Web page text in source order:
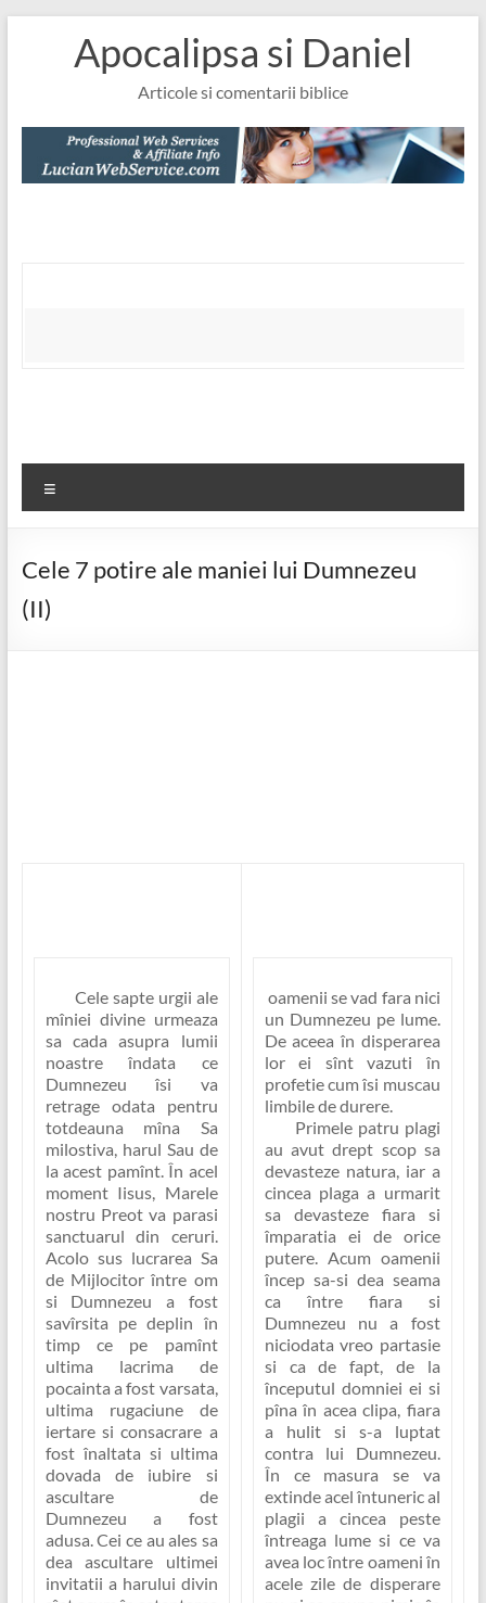
Apocalipsa si Daniel
Articole si comentarii biblice
Cele 7 potire ale maniei lui Dumnezeu
(II)
Cele sapte urgii ale
mîniei divine urmeaza
sa cada asupra lumii
noastre îndata ce
Dumnezeu îsi va
retrage odata pentru
totdeauna mîna Sa
milostiva, harul Sau de
la acest pamînt. În acel
moment Iisus, Marele
nostru Preot va parasi
sanctuarul din ceruri.
Acolo sus lucrarea Sa
de Mijlocitor între om
si Dumnezeu a fost
savîrsita pe deplin în
timp ce pe pamînt
ultima lacrima de
pocainta a fost varsata,
ultima rugaciune de
iertare si consacrare a
fost înaltata si ultima
dovada de iubire si
ascultare de
Dumnezeu a fost
adusa. Cei ce au ales sa
dea ascultare ultimei
invitatii a harului divin
oamenii se vad fara nici
un Dumnezeu pe lume.
De aceea în disperarea
lor ei sînt vazuti în
profetie cum îsi muscau
limbile de durere.
Primele patru plagi
au avut drept scop sa
devasteze natura, iar a
cincea plaga a urmarit
sa devasteze fiara si
împaratia ei de orice
putere. Acum oamenii
încep sa-si dea seama
ca între fiara si
Dumnezeu nu a fost
niciodata vreo partasie
si ca de fapt, de la
începutul domniei ei si
pîna în acea clipa, fiara
a hulit si s-a luptat
contra lui Dumnezeu.
În ce masura se va
extinde acel întuneric al
plagii a cincea peste
întreaga lume si ce va
avea loc între oameni în
acele zile de disperare